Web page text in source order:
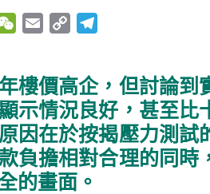
W
h
a
t
i
l
y
L
i
n
k
e
g
r
a
m
樓價高企，但討論到
示情況良好，甚至比
因在於按揭壓力測試
負擔相對合理的同時
的畫面。